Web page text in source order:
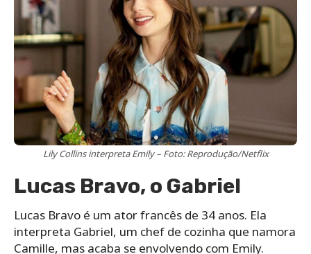
Lily Collins interpreta Emily – Foto: Reprodução/Netflix
Lucas Bravo, o Gabriel
Lucas Bravo é um ator francês de 34 anos. Ela
interpreta Gabriel, um chef de cozinha que namora
Camille, mas acaba se envolvendo com Emily.